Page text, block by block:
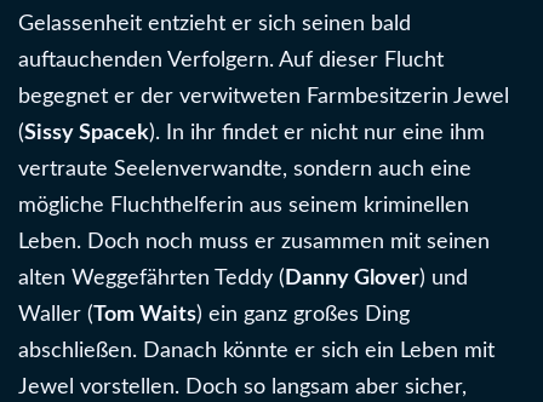
Gelassenheit entzieht er sich seinen bald
auftauchenden Verfolgern. Auf dieser Flucht
begegnet er der verwitweten Farmbesitzerin Jewel
(Sissy Spacek). In ihr findet er nicht nur eine ihm
vertraute Seelenverwandte, sondern auch eine
mögliche Fluchthelferin aus seinem kriminellen
Leben. Doch noch muss er zusammen mit seinen
alten Weggefährten Teddy ( Danny Glover) und
Waller (Tom Waits) ein ganz großes Ding
abschließen. Danach könnte er sich ein Leben mit
Jewel vorstellen. Doch so langsam aber sicher,